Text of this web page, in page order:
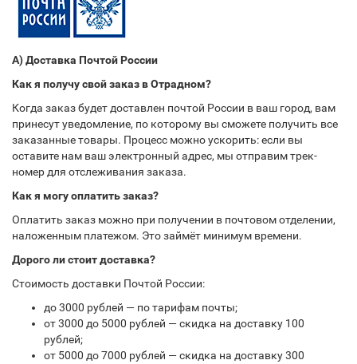
А) Доставка Почтой России
Как я получу свой заказ в Отрадном?
Когда заказ будет доставлен почтой России в ваш город, вам
принесут уведомление, по которому вы сможете получить все
заказанные товары. Процесс можно ускорить: если вы
оставите нам ваш электронный адрес, мы отправим трек-
номер для отслеживания заказа.
Как я могу оплатить заказ?
Оплатить заказ можно при получении в почтовом отделении,
наложенным платежом. Это займёт минимум времени.
Дорого ли стоит доставка?
Стоимость доставки Почтой России:
до 3000 рублей — по тарифам почты;
от 3000 до 5000 рублей — скидка на доставку 100
рублей;
от 5000 до 7000 рублей — скидка на доставку 300